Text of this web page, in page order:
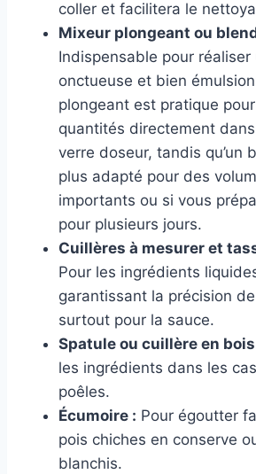
coller et facilitera le
Mixeur plongeant ou
Indispensable pour réaliser
onctueuse et bien
plongeant est pratique
quantités directement
verre doseur, tandis qu’un
plus adapté pour des
importants ou si vous
pour plusieurs jours.
Cuillères à mesurer et
Pour les ingrédients
garantissant la précision
surtout pour la sauce.
Spatule ou cuillère en bois
les ingrédients dans les
poêles.
Écumoire : Pour égoutter
pois chiches en conserve
blanchis.